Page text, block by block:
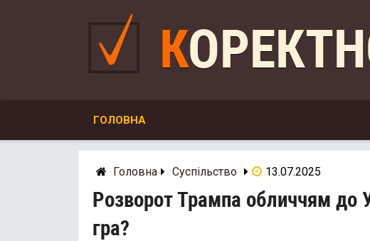
ГОЛОВНА
Головна Суспільство 13.07.2025
Розворот Трампа обличчям до
гра?